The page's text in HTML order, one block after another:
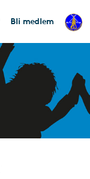
Bli medlem